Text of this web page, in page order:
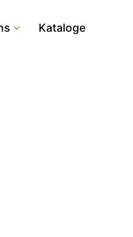
Kataloge